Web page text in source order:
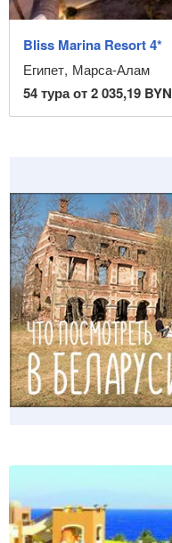
Bliss Marina Resort 4*
Египет, Марса-Алам
54тура от2 035,19 BYN